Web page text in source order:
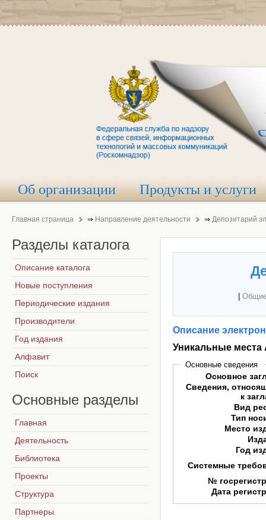
Об организации Продукты и услуги
Главная страница ⇒ Направление деятельности ⇒ Депозитарий
Описание
Уникальные места
Основные сведения
Основное
Сведения,
к
Вид
Тип
Место
Год
Системные
№
Дата
Разделы каталога
Описание каталога
Новые поступления
Периодические издания
Производители
Год издания
Алфавит
Поиск
Основные разделы
Главная
Деятельность
Библиотека
Проекты
Структура
Партнеры